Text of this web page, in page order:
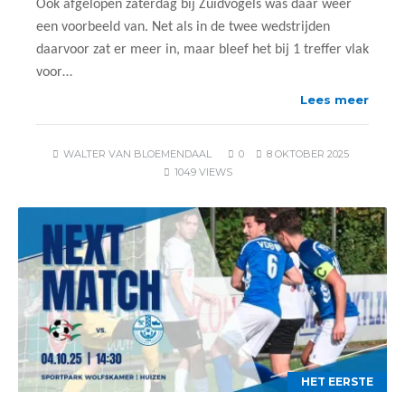
Ook afgelopen zaterdag bij Zuidvogels was daar weer
een voorbeeld van. Net als in de twee wedstrijden
daarvoor zat er meer in, maar bleef het bij 1 treffer vlak
voor…
Lees meer
WALTER VAN BLOEMENDAAL 0
8 OKTOBER 2025
1049 VIEWS
HET EERSTE